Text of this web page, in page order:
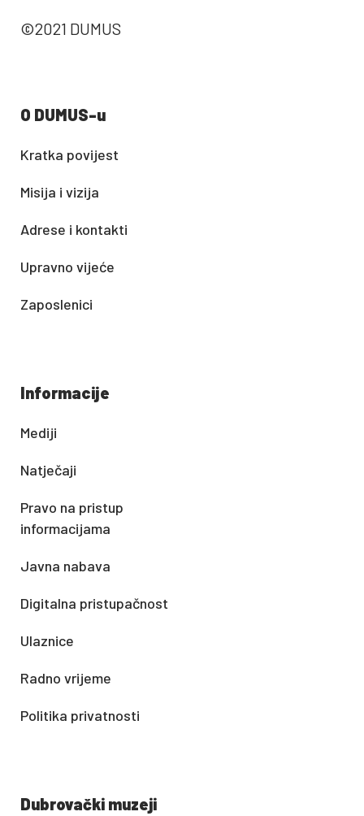
©2021 DUMUS
O DUMUS-u
Kratka povijest
Misija i vizija
Adrese i kontakti
Upravno vijeće
Zaposlenici
Informacije
Mediji
Natječaji
Pravo na pristup
informacijama
Javna nabava
Digitalna pristupačnost
Ulaznice
Radno vrijeme
Politika privatnosti
Dubrovački muzeji